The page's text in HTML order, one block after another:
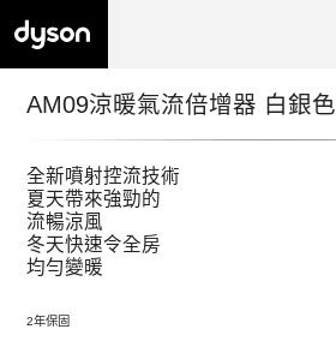
回首頁
AM09涼暖氣流倍增器 白銀色
全新噴射控流技術
夏天帶來強勁的
流暢涼風
冬天快速令全房
均勻變暖
2年保固